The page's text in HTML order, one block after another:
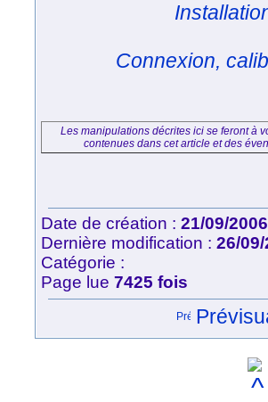
Connexion,
Les manipulations décrites ici se feront à
contenues dans cet article et des
Date de création : 21/09/
Dernière modification : 26/
Catégorie :
Page lue 7425 fois